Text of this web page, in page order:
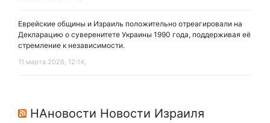
Еврейские общины и Израиль положительно отреагировали на
Декларацию о суверенитете Украины 1990 года, поддерживая её
стремление к независимости.
11 марта 2026, 12:14,
НАновости Новости Израиля